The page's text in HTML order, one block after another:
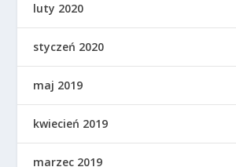
luty 2020
styczeń 2020
maj 2019
kwiecień 2019
marzec 2019